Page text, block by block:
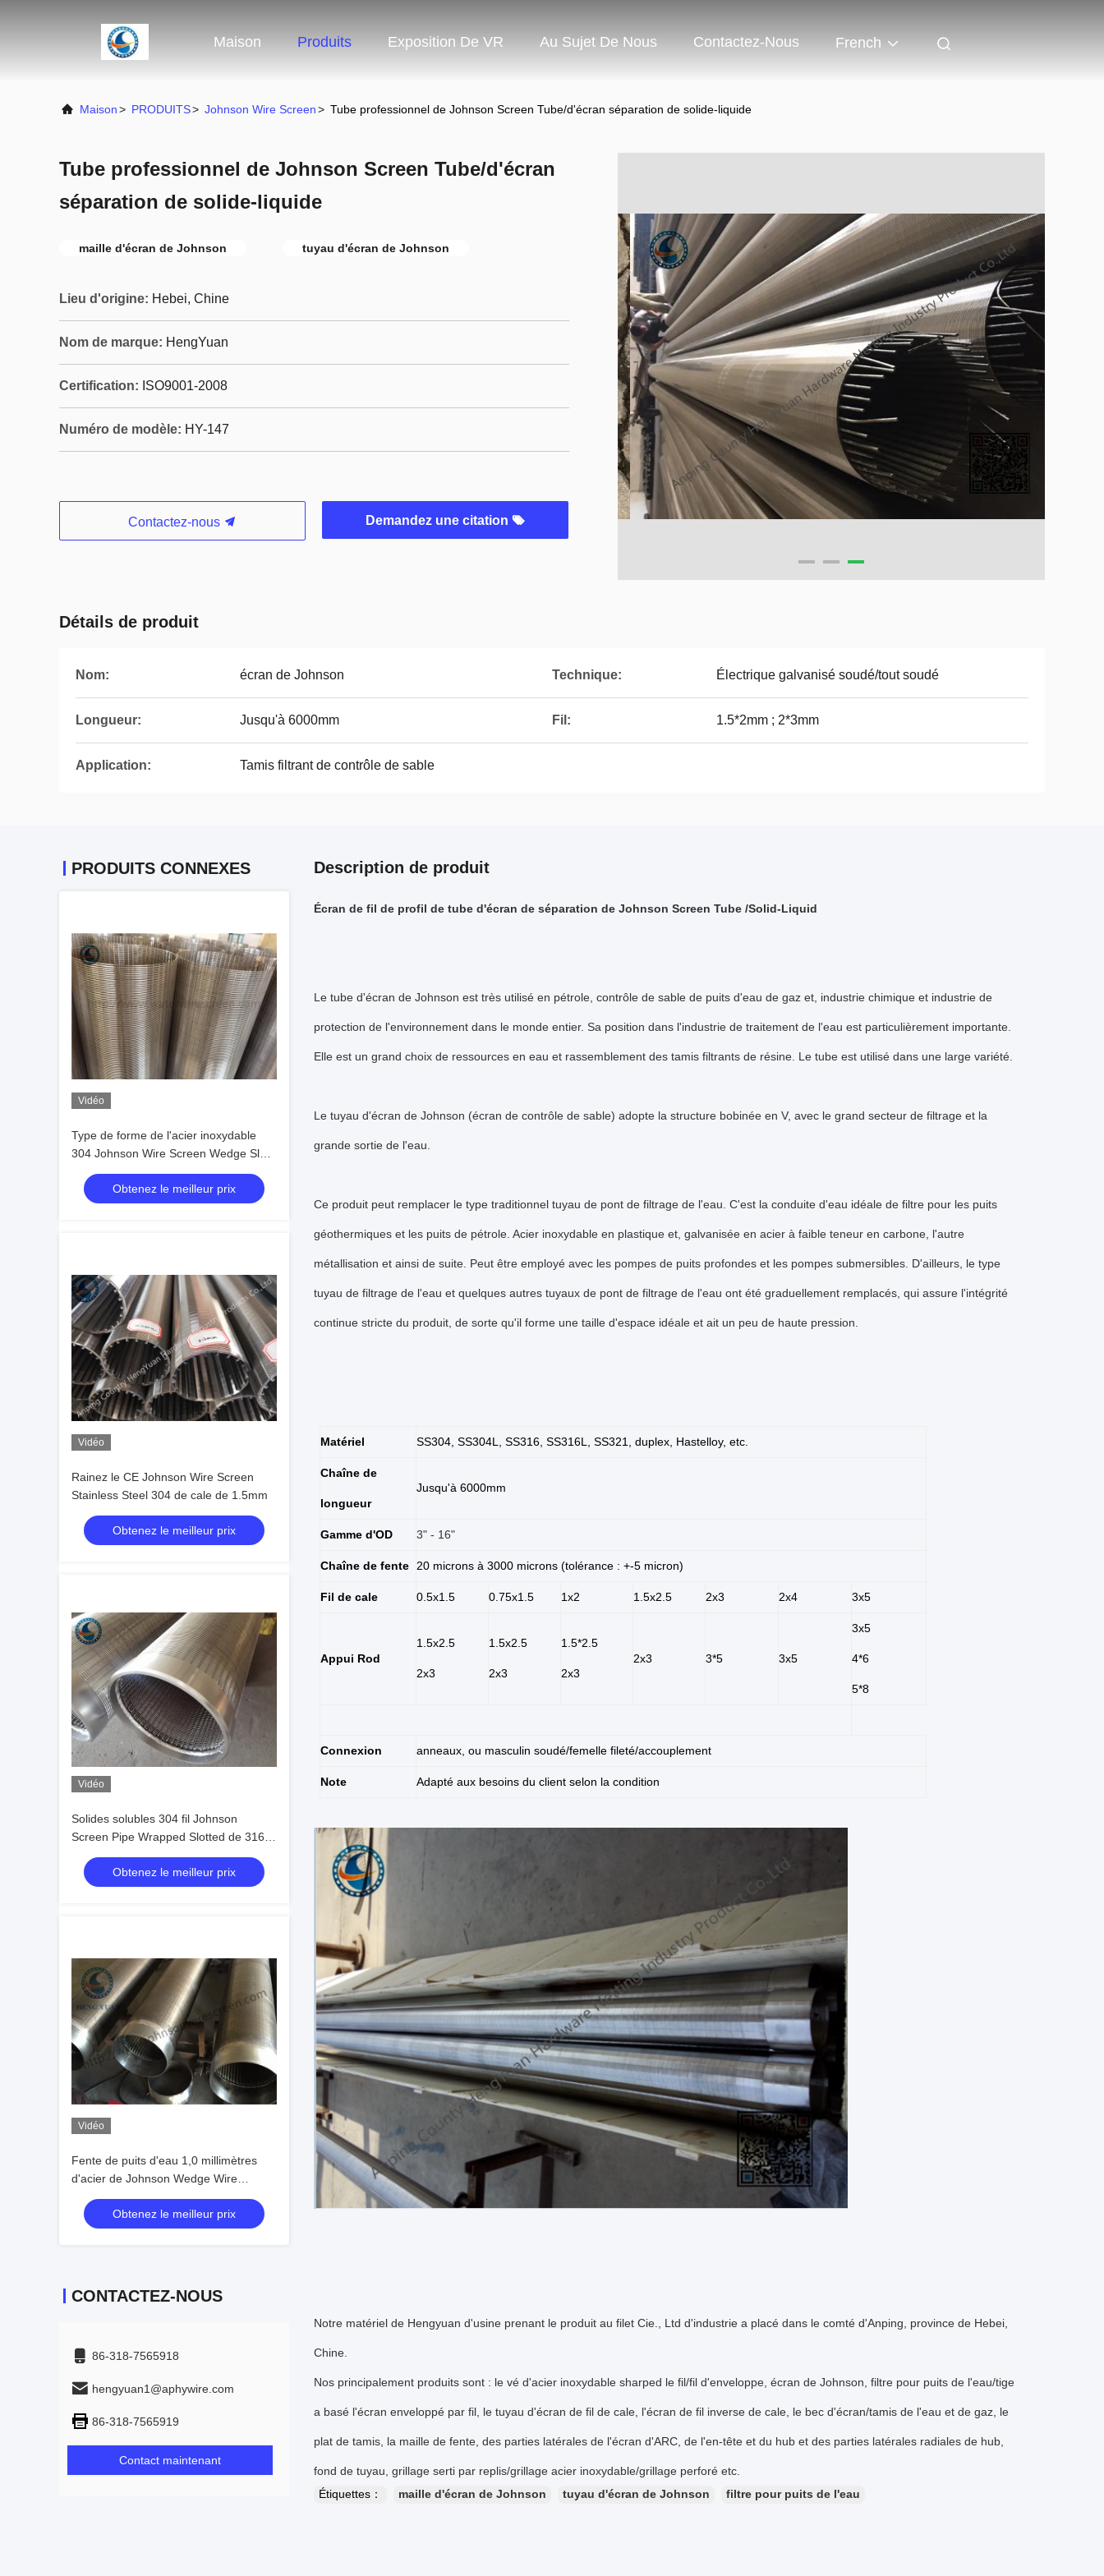
Maison Produits Exposition De VR Au Sujet De Nous Contactez-Nous French
Maison> PRODUITS> Johnson Wire Screen> Tube professionnel de Johnson Screen Tube/d'écran séparation de solide-liquide
Tube professionnel de Johnson Screen Tube/d'écran
séparation de solide-liquide
maille d'écran de Johnson tuyau d'écran de Johnson
Lieu d'origine: Hebei, Chine
Nom de marque: HengYuan
Certification: ISO9001-2008
Numéro de modèle: HY-147
Contactez-nous Demandez une citation
Détails de produit
Nom: écran de Johnson Technique: Électrique galvanisé soudé/tout soudé
Longueur: Jusqu'à 6000mm Fil: 1.5*2mm ; 2*3mm
Application: Tamis filtrant de contrôle de sable
PRODUITS CONNEXES
Vidéo
Type de forme de l'acier inoxydable
304 Johnson Wire Screen Wedge Slot
pour le filtre
Obtenez le meilleur prix
Vidéo
Rainez le CE Johnson Wire Screen
Stainless Steel 304 de cale de 1.5mm
Obtenez le meilleur prix
Vidéo
Solides solubles 304 fil Johnson
Screen Pipe Wrapped Slotted de 316 V
pour la filtration
Obtenez le meilleur prix
Vidéo
Fente de puits d'eau 1,0 millimètres
d'acier de Johnson Wedge Wire
Screens Stainless
Obtenez le meilleur prix
CONTACTEZ-NOUS
86-318-7565918
hengyuan1@aphywire.com
86-318-7565919
Contact maintenant
Description de produit
Écran de fil de profil de tube d'écran de séparation de Johnson Screen Tube /Solid-Liquid
Le tube d'écran de Johnson est très utilisé en pétrole, contrôle de sable de puits d'eau de gaz et, industrie chimique et industrie de
protection de l'environnement dans le monde entier. Sa position dans l'industrie de traitement de l'eau est particulièrement importante.
Elle est un grand choix de ressources en eau et rassemblement des tamis filtrants de résine. Le tube est utilisé dans une large variété.
Le tuyau d'écran de Johnson (écran de contrôle de sable) adopte la structure bobinée en V, avec le grand secteur de filtrage et la
grande sortie de l'eau.
Ce produit peut remplacer le type traditionnel tuyau de pont de filtrage de l'eau. C'est la conduite d'eau idéale de filtre pour les puits
géothermiques et les puits de pétrole. Acier inoxydable en plastique et, galvanisée en acier à faible teneur en carbone, l'autre
métallisation et ainsi de suite. Peut être employé avec les pompes de puits profondes et les pompes submersibles. D'ailleurs, le type
tuyau de filtrage de l'eau et quelques autres tuyaux de pont de filtrage de l'eau ont été graduellement remplacés, qui assure l'intégrité
continue stricte du produit, de sorte qu'il forme une taille d'espace idéale et ait un peu de haute pression.
Matériel SS304, SS304L, SS316, SS316L, SS321, duplex, Hastelloy, etc.
Chaîne de
longueur
Jusqu'à 6000mm
Gamme d'OD 3" - 16"
Chaîne de fente 20 microns à 3000 microns (tolérance : +-5 micron)
Fil de cale 0.5x1.5 0.75x1.5 1x2 1.5x2.5 2x3 2x4 3x5
Appui Rod
1.5x2.5
2x3
1.5x2.5
2x3
1.5*2.5
2x3
2x3 3*5 3x5
3x5
4*6
5*8
Connexion anneaux, ou masculin soudé/femelle fileté/accouplement
Note Adapté aux besoins du client selon la condition
Notre matériel de Hengyuan d'usine prenant le produit au filet Cie., Ltd d'industrie a placé dans le comté d'Anping, province de Hebei,
Chine.
Nos principalement produits sont : le vé d'acier inoxydable sharped le fil/fil d'enveloppe, écran de Johnson, filtre pour puits de l'eau/tige
a basé l'écran enveloppé par fil, le tuyau d'écran de fil de cale, l'écran de fil inverse de cale, le bec d'écran/tamis de l'eau et de gaz, le
plat de tamis, la maille de fente, des parties latérales de l'écran d'ARC, de l'en-tête et du hub et des parties latérales radiales de hub,
fond de tuyau, grillage serti par replis/grillage acier inoxydable/grillage perforé etc.
Étiquettes：
maille d'écran de Johnson tuyau d'écran de Johnson filtre pour puits de l'eau